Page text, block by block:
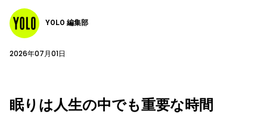
YOLO 編集部
2026年07月01日
眠りは人生の中でも重要な時間